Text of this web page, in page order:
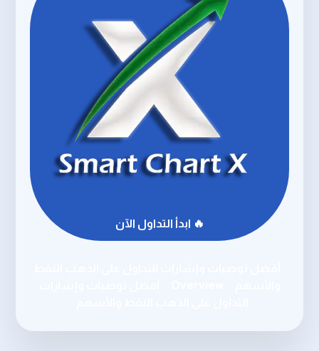
🔥 ابدأ التداول الآن